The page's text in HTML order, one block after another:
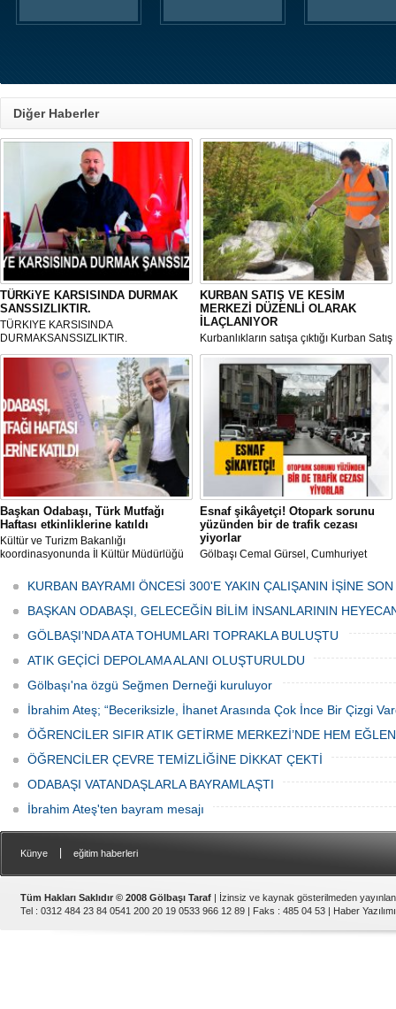
Diğer Haberler
TÜRKiYE KARSISINDA DURMAK
SANSSIZLIKTIR.
TÜRKIYE KARSISINDA
DURMAKSANSSIZLIKTIR.
KURBAN SATIŞ VE KESİM
MERKEZİ DÜZENLİ OLARAK
İLAÇLANIYOR
Kurbanlıkların satışa çıktığı Kurban Satış
ve Kesim Merkezi, haşere ve
mikropların önüne geçilmesi amacıyla
her gün Gölbaşı Belediyesi ekipleri
tarafından düzenli olarak ilaçlanıyor.
Başkan Odabaşı, Türk Mutfağı
Haftası etkinliklerine katıldı
Kültür ve Turizm Bakanlığı
koordinasyonunda İl Kültür Müdürlüğü
Haftası" etkinlikleri Ankara'da devam
ediyor.
Esnaf şikâyetçi! Otopark sorunu
yüzünden bir de trafik cezası
yiyorlar
Gölbaşı Cemal Gürsel, Cumhuriyet
bulunan esnaf ve alışverişe gelen
vatandaşlar park cezaları yüzünden
canından bezdi.
KURBAN BAYRAMI ÖNCESİ 300'E YAKIN ÇALIŞANIN İŞİNE
BAŞKAN ODABAŞI, GELECEĞİN BİLİM İNSANLARININ
GÖLBAŞI’NDA ATA TOHUMLARI TOPRAKLA BULUŞTU
ATIK GEÇİCİ DEPOLAMA ALANI OLUŞTURULDU
Gölbaşı'na özgü Seğmen Derneği kuruluyor
İbrahim Ateş; “Beceriksizle, İhanet Arasında Çok İnce Bir Çizgi
ÖĞRENCİLER SIFIR ATIK GETİRME MERKEZİ’NDE HEM
ÖĞRENCİLER ÇEVRE TEMİZLİĞİNE DİKKAT ÇEKTİ
ODABAŞI VATANDAŞLARLA BAYRAMLAŞTI
İbrahim Ateş'ten bayram mesajı
Künye eğitim haberleri
Tüm Hakları Saklıdır © 2008 Gölbaşı Taraf | İzinsiz ve kaynak gösterilmeden
Tel : 0312 484 23 84 0541 200 20 19 0533 966 12 89 | Faks : 485 04 53 | Haber Yazılımı